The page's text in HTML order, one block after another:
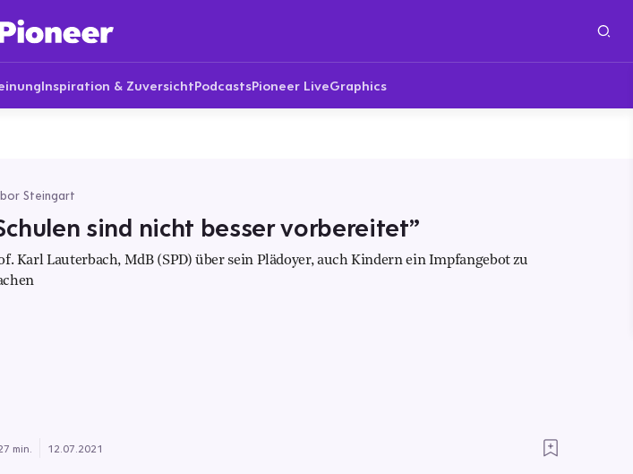
Inspiration & ZuversichtPodcastsPioneer LiveGraphics
Steingart
sind nicht besser vorbereitet”
Karl Lauterbach, MdB (SPD) über sein Plädoyer, auch Kindern ein Impfangebot zu
min. 12.07.2021